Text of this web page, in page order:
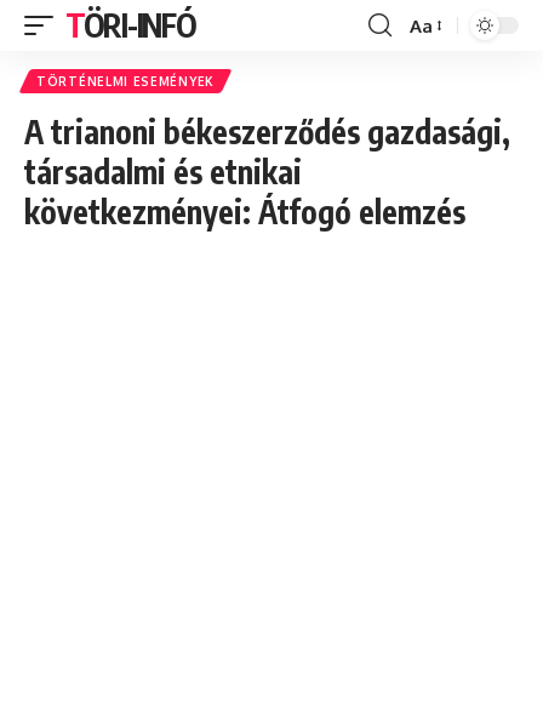
TÖRI-INFÓ
Font
Aa
TÖRTÉNELMI ESEMÉNYEK
A trianoni békeszerződés gazdasági,
társadalmi és etnikai
következményei: Átfogó elemzés